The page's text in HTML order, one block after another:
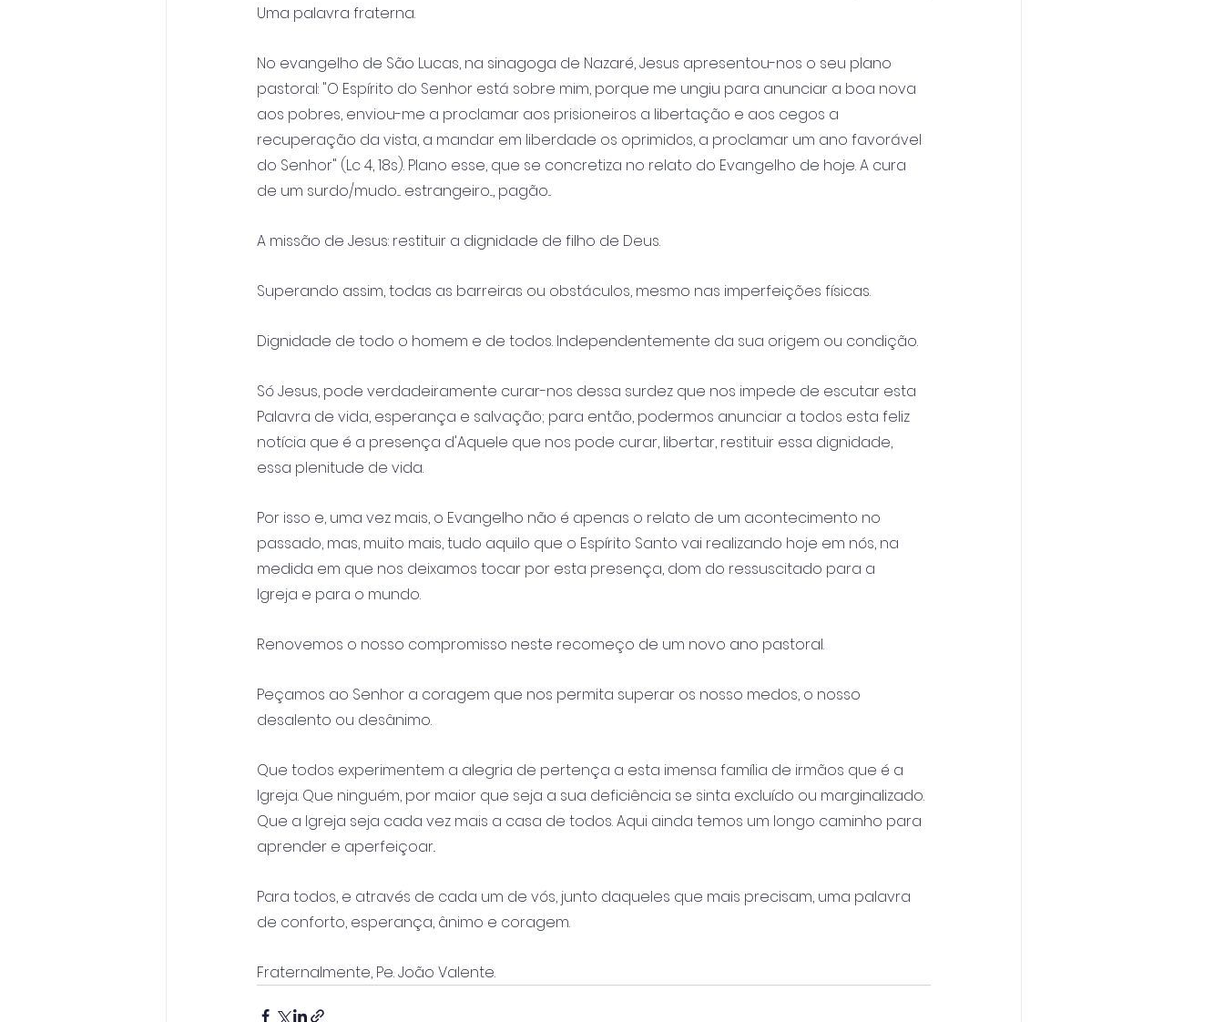
Uma palavra fraterna.
No evangelho de São Lucas, na sinagoga de Nazaré, Jesus apresentou-nos o seu plano
pastoral: "O Espírito do Senhor está sobre mim, porque me ungiu para anunciar a boa nova
aos pobres, enviou-me a proclamar aos prisioneiros a libertação e aos cegos a
recuperação da vista, a mandar em liberdade os oprimidos, a proclamar um ano favorável
do Senhor" (Lc 4, 18s). Plano esse, que se concretiza no relato do Evangelho de hoje. A cura
de um surdo/mudo.... estrangeiro..., pagão...
A missão de Jesus: restituir a dignidade de filho de Deus.
Superando assim, todas as barreiras ou obstáculos, mesmo nas imperfeições físicas.
Dignidade de todo o homem e de todos. Independentemente da sua origem ou condição.
Só Jesus, pode verdadeiramente curar-nos dessa surdez que nos impede de escutar esta
Palavra de vida, esperança e salvação; para então, podermos anunciar a todos esta feliz
notícia que é a presença d'Aquele que nos pode curar, libertar, restituir essa dignidade,
essa plenitude de vida.
Por isso e, uma vez mais, o Evangelho não é apenas o relato de um acontecimento no
passado, mas, muito mais, tudo aquilo que o Espírito Santo vai realizando hoje em nós, na
medida em que nos deixamos tocar por esta presença, dom do ressuscitado para a
Igreja e para o mundo.
Renovemos o nosso compromisso neste recomeço de um novo ano pastoral.
Peçamos ao Senhor a coragem que nos permita superar os nosso medos, o nosso
desalento ou desânimo.
Que todos experimentem a alegria de pertença a esta imensa família de irmãos que é a
lgreja. Que ninguém, por maior que seja a sua deficiência se sinta excluído ou marginalizado.
Que a Igreja seja cada vez mais a casa de todos. Aqui ainda temos um longo caminho para
aprender e aperfeiçoar..
Para todos, e através de cada um de vós, junto daqueles que mais precisam, uma palavra
de conforto, esperança, ânimo e coragem.
Fraternalmente, Pe. João Valente.